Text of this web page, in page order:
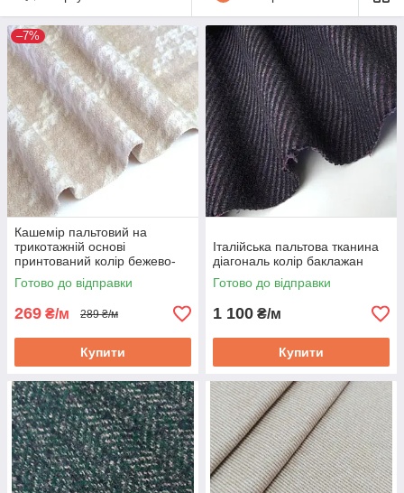
–7%
Кашемір пальтовий на
трикотажній основі
принтований колір бежево-
пудровий
Готово до відправки
269 ₴/м 289 ₴/м
Купити
Італійська пальтова тканина
діагональ колір баклажан
Готово до відправки
1 100 ₴/м
Купити